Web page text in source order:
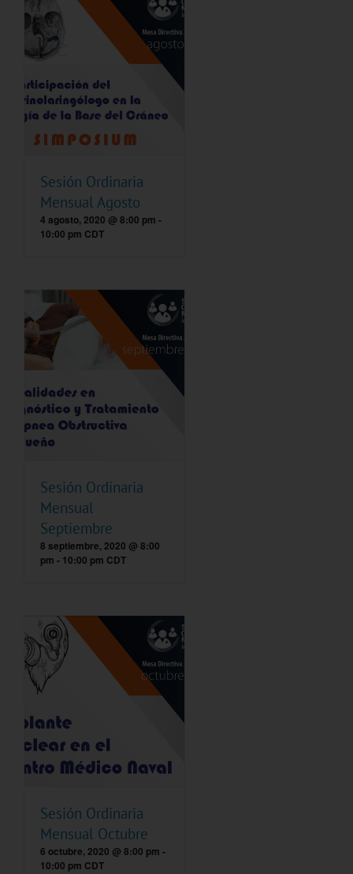
Sesión Ordinaria
Mensual Agosto
4 agosto, 2020 @ 8:00 pm -
10:00 pm CDT
Sesión Ordinaria
Mensual
Septiembre
8 septiembre, 2020 @ 8:00
pm - 10:00 pm CDT
Sesión Ordinaria
Mensual Octubre
6 octubre, 2020 @ 8:00 pm -
10:00 pm CDT